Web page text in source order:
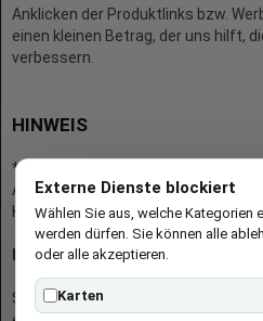
Anklicken der Produktlinks bzw.
einen kleinen Betrag, der uns hilft,
verbessern.
HINWEIS
* = Afilliate-Link (=Werbung)
Als Amazon-Partner verdient der
Käufen.
Hinweis zu Preisen und
Sofern Produktpreise und
Externe Dienste blockiert
Wählen Sie aus, welche Kategorien
werden dürfen. Sie können alle
oder alle akzeptieren.
Karten